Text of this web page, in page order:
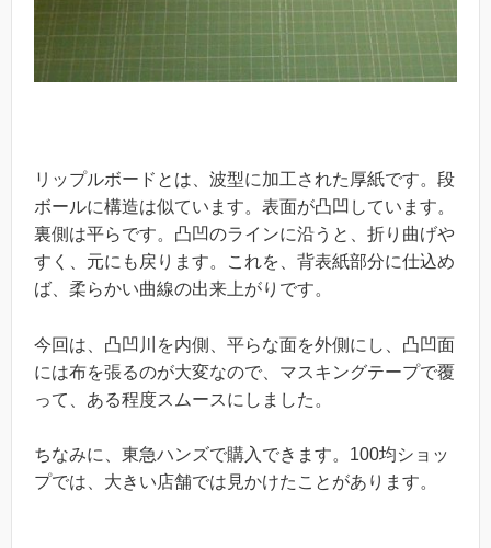
リップルボードとは、波型に加工された厚紙です。段
ボールに構造は似ています。表面が凸凹しています。
裏側は平らです。凸凹のラインに沿うと、折り曲げや
すく、元にも戻ります。これを、背表紙部分に仕込め
ば、柔らかい曲線の出来上がりです。
今回は、凸凹川を内側、平らな面を外側にし、凸凹面
には布を張るのが大変なので、マスキングテープで覆
って、ある程度スムースにしました。
ちなみに、東急ハンズで購入できます。100均ショッ
プでは、大きい店舗では見かけたことがあります。